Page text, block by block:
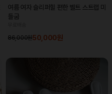
여름 여자 슬리퍼힐 편한 벨트 스트랩 미
들굽
86,000원50,000원